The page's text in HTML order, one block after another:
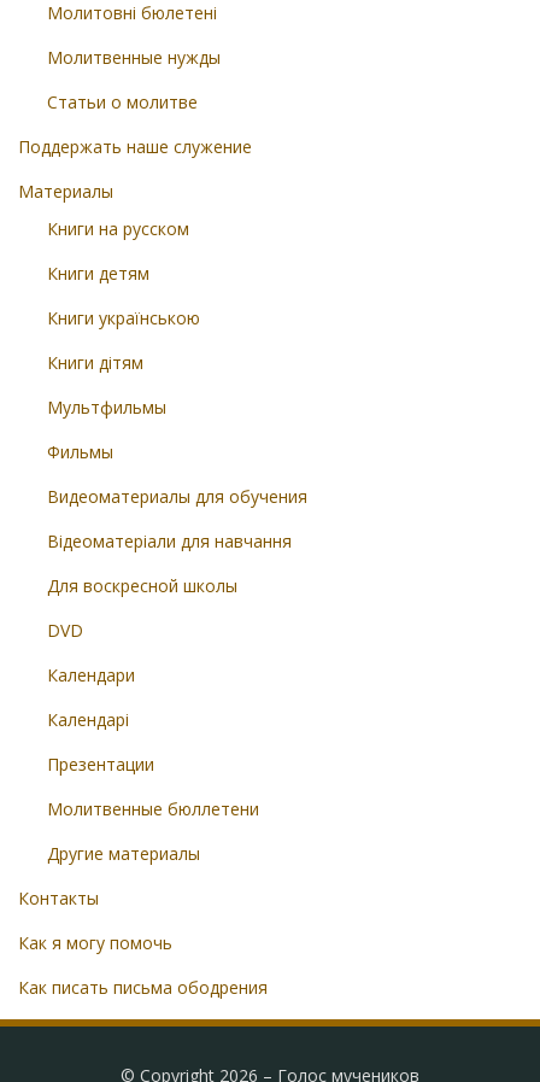
Молитовні бюлетені
Молитвенные нужды
Статьи о молитве
Поддержать наше служение
Материалы
Книги на русском
Книги детям
Книги українською
Книги дітям
Мультфильмы
Фильмы
Видеоматериалы для обучения
Відеоматеріали для навчання
Для воскресной школы
DVD
Календари
Календарі
Презентации
Молитвенные бюллетени
Другие материалы
Контакты
Как я могу помочь
Как писать письма ободрения
© Copyright 2026 – Голос мучеников